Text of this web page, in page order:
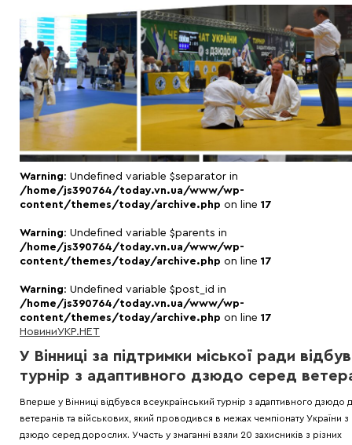
Warning: Undefined variable $separator in
/home/js390764/today.vn.ua/www/wp-
content/themes/today/archive.php on line 17
Warning: Undefined variable $parents in
/home/js390764/today.vn.ua/www/wp-
content/themes/today/archive.php on line 17
Warning: Undefined variable $post_id in
/home/js390764/today.vn.ua/www/wp-
content/themes/today/archive.php on line 17
НовиниУКР.НЕТ
У Вінниці за підтримки міської ради
турнір з адаптивного дзюдо серед
Вперше у Вінниці відбувся всеукраїнський турнір з адаптивного дзюдо
ветеранів та військових, який проводився в межах чемпіонату України з
дзюдо серед дорослих. Участь у змаганні взяли 20 захисників з різних